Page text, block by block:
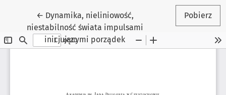
← Wróć do szczegółów artykułu
Dynamika, nieliniowość,
niestabilność świata impulsami
inicjującymi porządek
Pobierz